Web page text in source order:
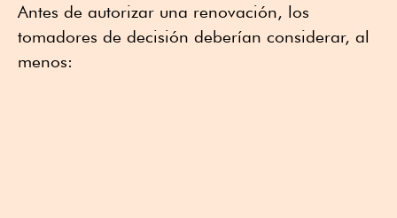
Antes de autorizar una renovación, los
tomadores de decisión deberían considerar, al
menos: